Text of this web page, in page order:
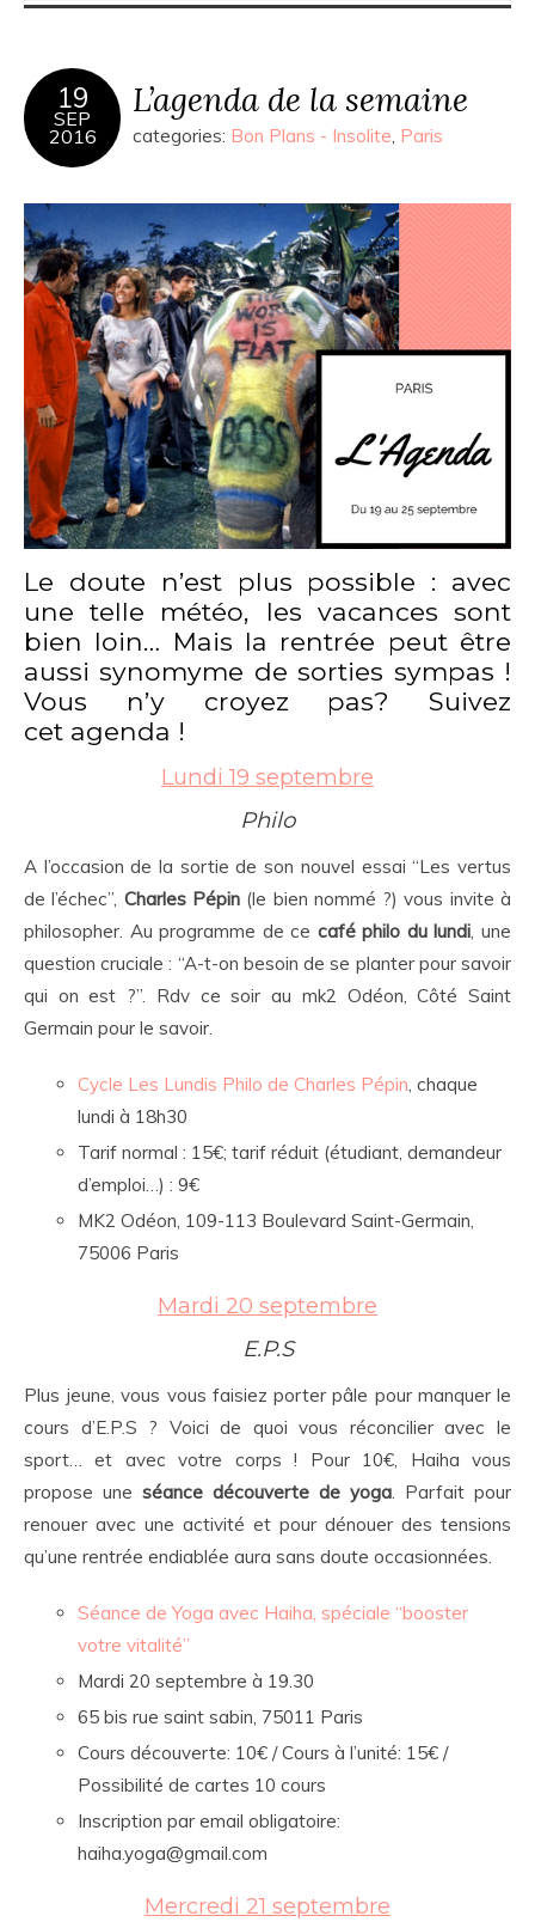
19
SEP
2016
L’agenda de la semaine
categories: Bon Plans - Insolite, Paris
Le doute n’est plus possible : avec
une telle météo, les vacances sont
bien loin… Mais la rentrée peut être
aussi synomyme de sorties sympas !
Vous n’y croyez pas? Suivez
cet agenda !
Lundi 19 septembre
Philo
A l’occasion de la sortie de son nouvel essai “Les vertus
de l’échec”, Charles Pépin(le bien nommé ?) vous invite à
philosopher. Au programme de ce café philo du lundi, une
question cruciale : “A-t-on besoin de se planter pour savoir
qui on est ?”. Rdv ce soir au mk2 Odéon, Côté Saint
Germain pour le savoir.
Cycle Les Lundis Philo de Charles Pépin, chaque
lundi à 18h30
Tarif normal : 15€; tarif réduit (étudiant, demandeur
d’emploi…) : 9€
MK2 Odéon, 109-113 Boulevard Saint-Germain,
75006 Paris
Mardi 20 septembre
E.P.S
Plus jeune, vous vous faisiez porter pâle pour manquer le
cours d’E.P.S ? Voici de quoi vous réconcilier avec le
sport… et avec votre corps ! Pour 10€, Haiha vous
propose une séance découverte de yoga. Parfait pour
renouer avec une activité et pour dénouer des tensions
qu’une rentrée endiablée aura sans doute occasionnées.
Séance de Yoga avec Haiha, spéciale “booster
votre vitalité”
Mardi 20 septembre à 19.30
65 bis rue saint sabin, 75011 Paris
Cours découverte: 10€ / Cours à l’unité: 15€ /
Possibilité de cartes 10 cours
Inscription par email obligatoire:
haiha.yoga@gmail.com
Mercredi 21 septembre